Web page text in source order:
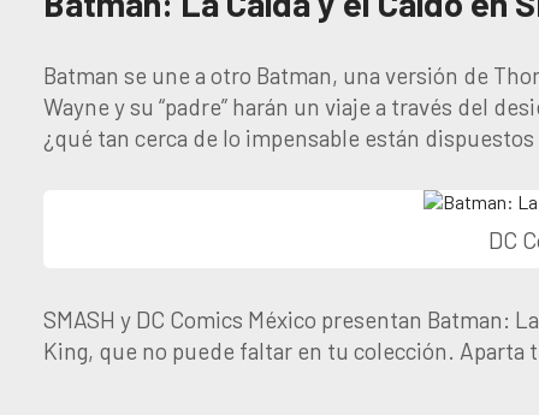
Batman se une a otro Batman, una versión de
Wayne y su “padre” harán un viaje a través del
¿qué tan cerca de lo impensable están
DC
SMASH y DC Comics México presentan Batman:
King, que no puede faltar en tu colección. Aparta